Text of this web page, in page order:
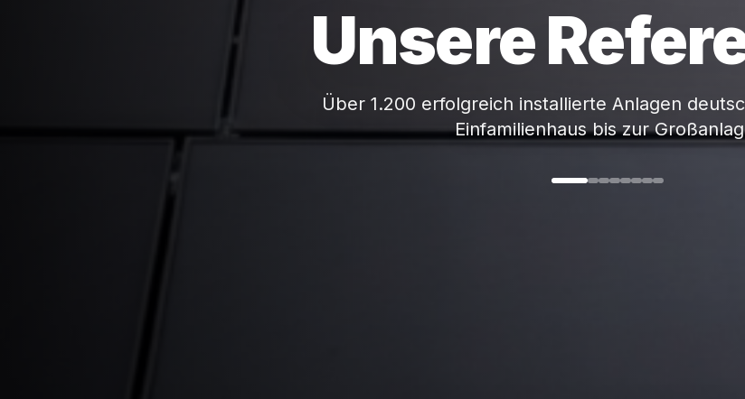
Unsere
Über 1.200 erfolgreich installierte Anlagen
Einfamilienhaus bis zur